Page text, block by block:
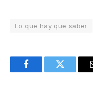
Lo que hay que saber
FacebookTwitter